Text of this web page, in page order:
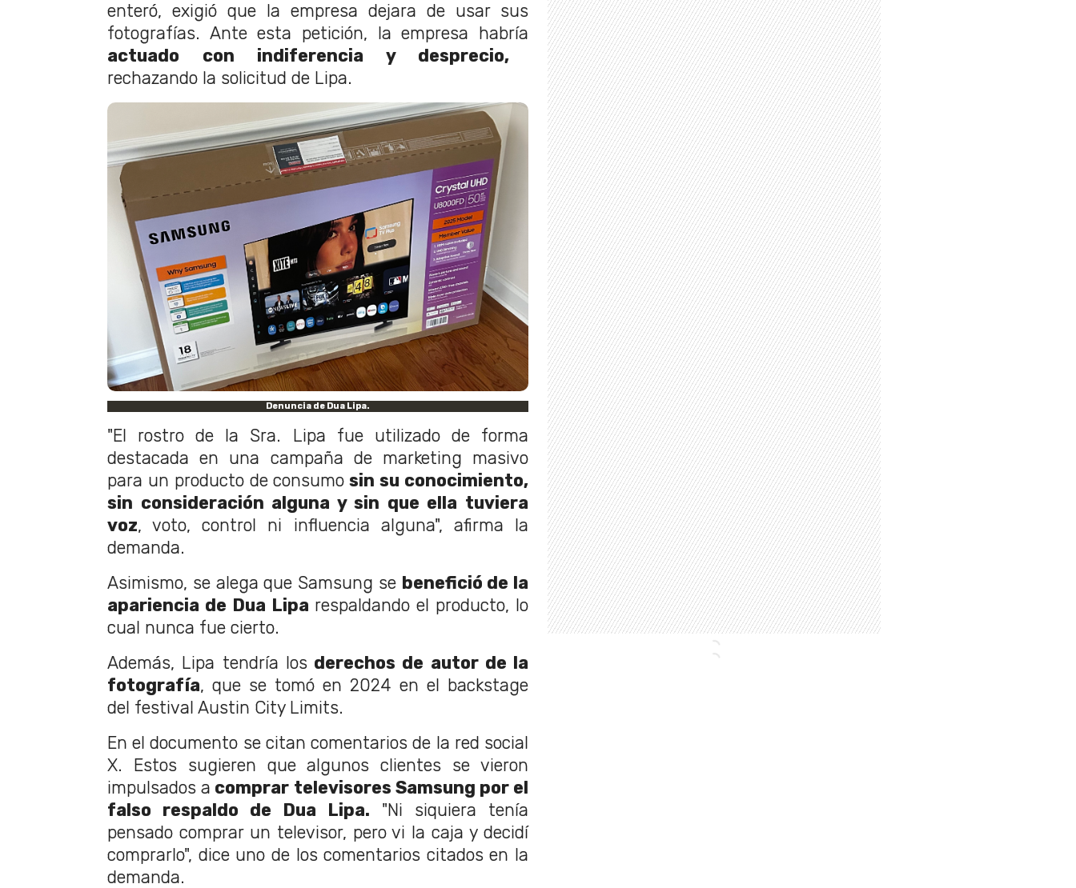
enteró, exigió que la empresa dejara de usar sus
fotografías. Ante esta petición, la empresa habría
actuado con indiferencia y desprecio,
rechazando la solicitud de Lipa.
Denuncia de Dua Lipa.
"El rostro de la Sra. Lipa fue utilizado de forma
destacada en una campaña de marketing masivo
para un producto de consumo sin su conocimiento,
sin consideración alguna y sin que ella tuviera
voz, voto, control ni influencia alguna", afirma la
demanda.
Asimismo, se alega que Samsung se benefició de la
apariencia de Dua Lipa respaldando el producto, lo
cual nunca fue cierto.
Además, Lipa tendría losderechos de autor de la
fotografía, que se tomó en 2024 en el backstage
del festival Austin City Limits.
En el documento se citan comentarios de la red social
X. Estos sugieren que algunos clientes se vieron
impulsados a comprar televisores Samsung por el
falso respaldo de Dua Lipa. "Ni siquiera tenía
pensado comprar un televisor, pero vi la caja y decidí
comprarlo", dice uno de los comentarios citados en la
demanda.